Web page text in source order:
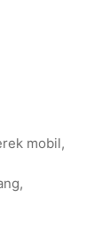
mobil,
,